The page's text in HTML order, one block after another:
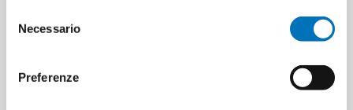
delNecessario
Preferenze
PRODUCT TAGS 8001704107011